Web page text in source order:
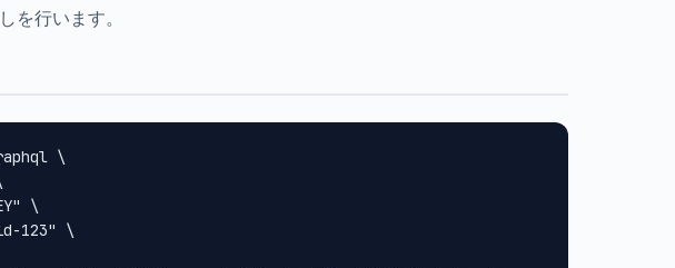
を行います。
\
\
123" \